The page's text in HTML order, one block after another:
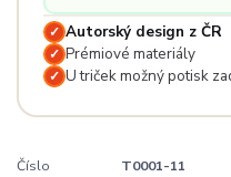
✓ Autorský design z ČR
✓ Prémiové materiály
✓ U triček možný potisk
Číslo
T0001-11